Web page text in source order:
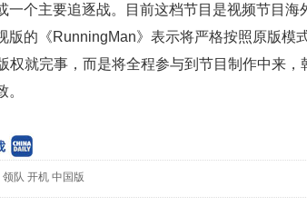
一个主要追逐战。目前这档节目是视频节目海
版的《RunningMan》表示将严格按照原版模
权就完事，而是将全程参与到节目制作中来，
领队 开机 中国版